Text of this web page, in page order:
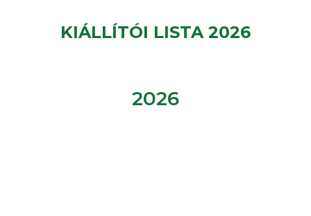
KIÁLLÍTÓI LISTA 2026
2026